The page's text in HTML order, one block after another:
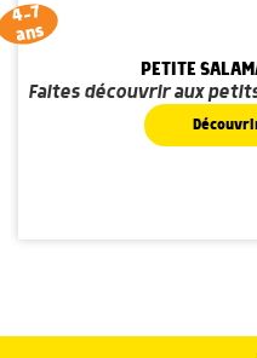
4-7
ans
PETITE
Faites découvrir aux